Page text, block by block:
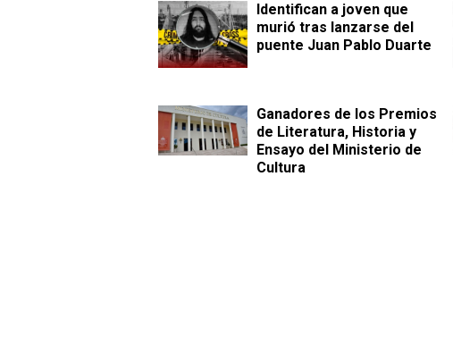
Identifican a joven que
murió tras lanzarse del
puente Juan Pablo Duarte
Ganadores de los Premios
de Literatura, Historia y
Ensayo del Ministerio de
Cultura